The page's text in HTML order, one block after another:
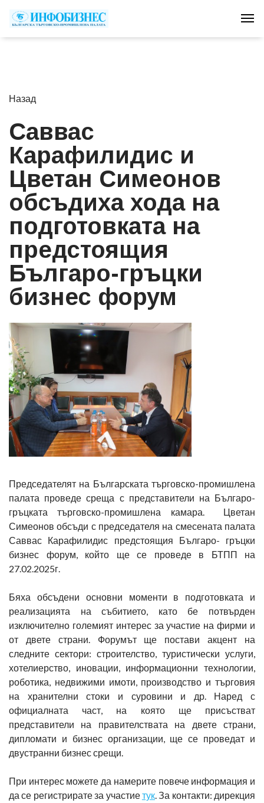
Назад
Саввас
Карафилидис и
Цветан Симеонов
обсъдиха хода на
подготовката на
предстоящия
Българо-гръцки
бизнес форум
Председателят на Българската търговско-промишлена
палата проведе среща с представители на Българо-
гръцката търговско-промишлена камара. Цветан
Симеонов обсъди с председателя на смесената палата
Саввас Карафилидис предстоящия Българо- гръцки
бизнес форум, който ще се проведе в БТПП на
27.02.2025г.
Бяха обсъдени основни моменти в подготовката и
реализацията на събитието, като бе потвърден
изключително големият интерес за участие на фирми и
от двете страни. Форумът ще постави акцент на
следните сектори: строителство, туристически услуги,
хотелиерство, иновации, информационни технологии,
роботика, недвижими имоти, производство и търговия
на хранителни стоки и суровини и др. Наред с
официалната част, на която ще присъстват
представители на правителствата на двете страни,
дипломати и бизнес организации, ще се проведат и
двустранни бизнес срещи.
При интерес можете да намерите повече информация и
да се регистрирате за участиетук. За контакти: дирекция